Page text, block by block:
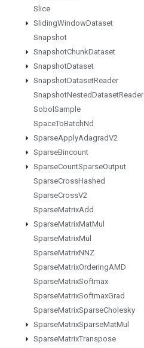
Slice
SlidingWindowDataset
Snapshot
SnapshotChunkDataset
SnapshotDataset
SnapshotDatasetReader
SnapshotNestedDatasetReader
Sobol Sample
SpaceToBatchNd
SparseApplyAdagradV2
SparseBincount
SparseCountSparseOutput
SparseCrossHashed
SparseCrossV2
SparseMatrixAdd
SparseMatrixMatMul
SparseMatrixMul
SparseMatrixNNZ
SparseMatrixOrderingAMD
SparseMatrixSoftmax
SparseMatrixSoftmaxGrad
SparseMatrixSparseCholesky
SparseMatrixSparseMatMul
SparseMatrixTranspose